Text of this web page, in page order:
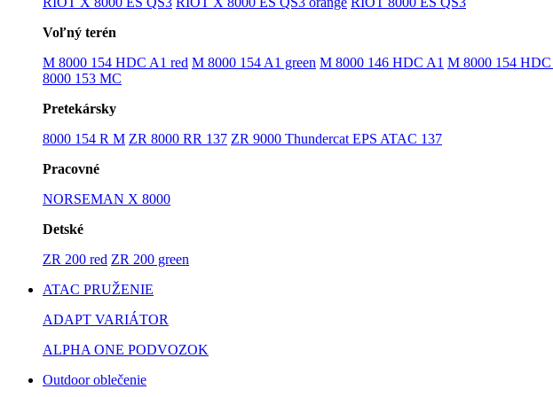
Voľný terén
M 8000 154 HDC A1 red M 8000 154 A1 green M 8000 146 HDC A1 M 8000 154 HDC
8000 153 MC
Pretekársky
8000 154 R M ZR 8000 RR 137 ZR 9000 Thundercat EPS ATAC 137
Pracovné
NORSEMAN X 8000
Detské
ZR 200 red ZR 200 green
ATAC PRUŽENIE
ADAPT VARIÁTOR
ALPHA ONE PODVOZOK
Outdoor oblečenie